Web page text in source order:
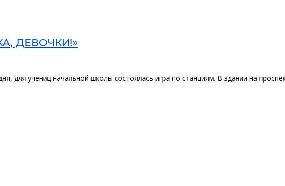
ДЕВОЧКИ!»
для учениц начальной школы состоялась игра по станциям. В здании на